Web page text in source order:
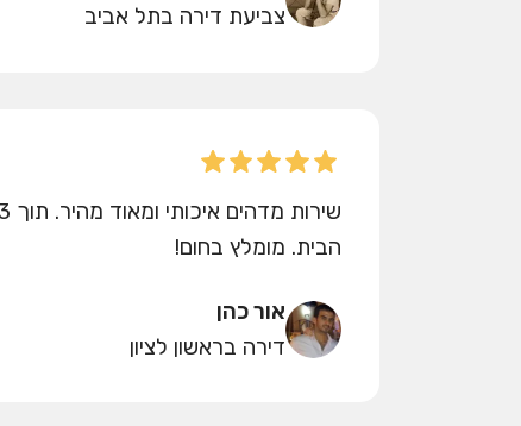
צביעת דירה בתל אביב
הבית. מומלץ בחום!
אור כהן
דירה בראשון לציון